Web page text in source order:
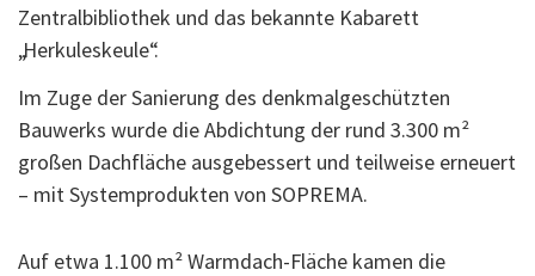
Zentralbibliothek und das bekannte Kabarett
„Herkuleskeule“.
Im Zuge der Sanierung des denkmalgeschützten
Bauwerks wurde die Abdichtung der rund 3.300 m²
großen Dachfläche ausgebessert und teilweise erneuert
– mit Systemprodukten von SOPREMA.
Auf etwa 1.100 m² Warmdach-Fläche kamen die